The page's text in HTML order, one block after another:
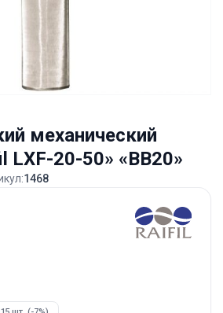
механический
LXF-20-50» «BB20»
1468